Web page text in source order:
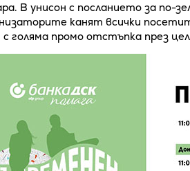
В унисон с посланието за по-
канят всички
с голяма промо отстъпка през